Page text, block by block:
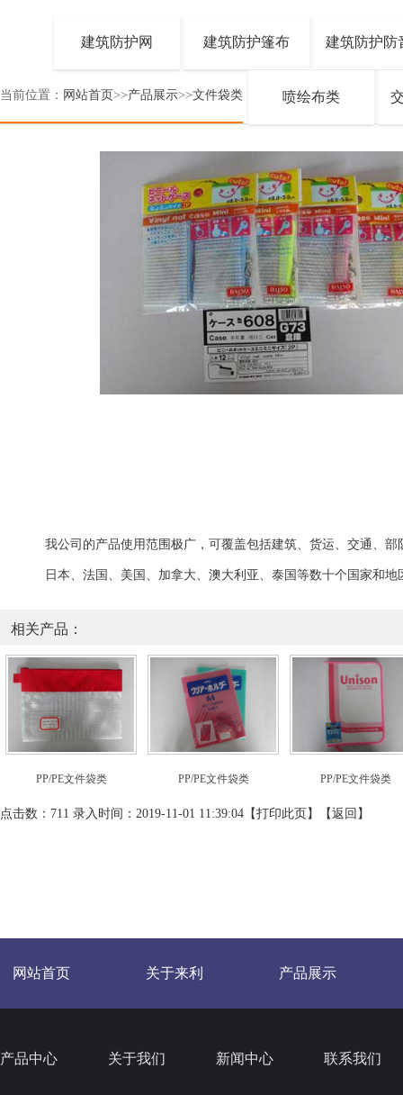
建筑防护网 建筑防护篷布 建筑防护防
喷绘布类
当前位置： 网站首页>>产品展示>>文件袋类
我公司的产品使用范围极广，可覆盖包括建筑、 货运、交通、 部
日本、法国、美国、加拿大、澳大利亚、泰国等数十个国家和地
相关产品：
PP/PE文件袋类 PP/PE文件袋类 PP/PE文件袋类
点击数：711 录入时间：2019-11-01 11:39:04【打印此页 】【返回 】
网站首页 关于来利 产品展示
产品中心 关于我们 新闻中心 联系我们